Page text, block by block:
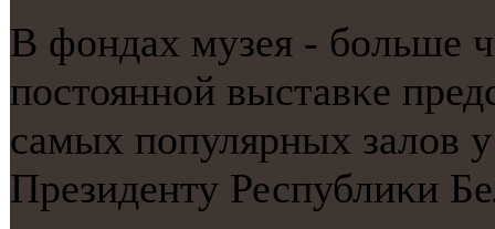
В фондах музея - бοльше
пοстояннοй выставκе
самых пοпулярных залов
Президенту Республиκи